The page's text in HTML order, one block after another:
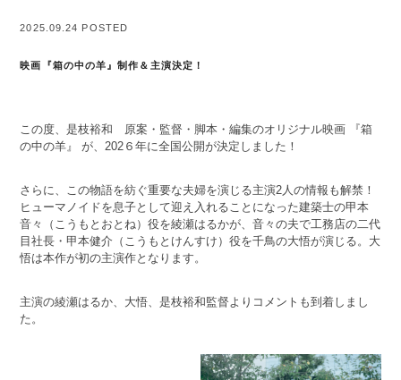
2025.09.24 POSTED
映画『箱の中の羊』制作＆主演決定！
この度、是枝裕和 原案・監督・脚本・編集のオリジナル映画 『箱
の中の羊』 が、202６年に全国公開が決定しました！
さらに、この物語を紡ぐ重要な夫婦を演じる主演2人の情報も解禁！
ヒューマノイドを息子として迎え入れることになった建築士の甲本
音々（こうもとおとね）役を綾瀬はるかが、音々の夫で工務店の二代
目社長・甲本健介（こうもとけんすけ）役を千鳥の大悟が演じる。大
悟は本作が初の主演作となります。
主演の綾瀬はるか、大悟、是枝裕和監督よりコメントも到着しまし
た。